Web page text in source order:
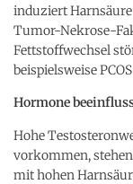
induziert
Tumor-Nekrose-
Fettstoffwechsel
beispielsweise
Hormone
Hohe
vorkommen,
mit hohen